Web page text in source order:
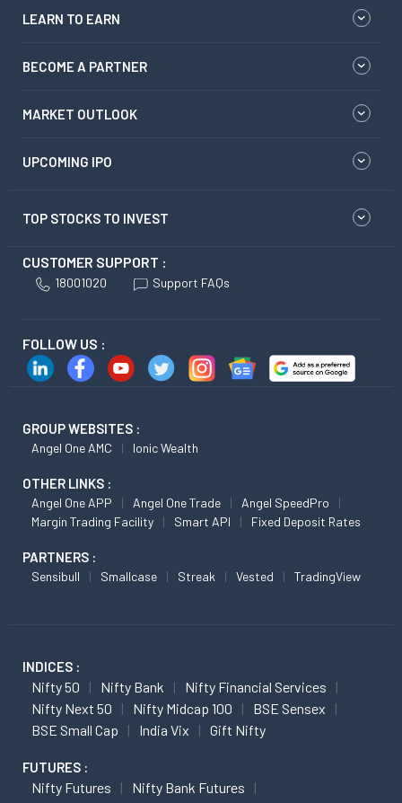
LEARN TO EARN
BECOME A PARTNER
MARKET OUTLOOK
UPCOMING IPO
TOP STOCKS TO INVEST
CUSTOMER SUPPORT :
18001020 Support FAQs
FOLLOW US :
GROUP WEBSITES :
Angel One AMC Ionic Wealth
OTHER LINKS :
Angel One APP Angel One Trade
Angel SpeedPro
Margin Trading Facility
Smart API Fixed Deposit Rates
PARTNERS :
Sensibull Smallcase Streak Vested TradingView
INDICES :
Nifty 50 Nifty Bank
Nifty Financial Services
Nifty Next 50
Nifty Midcap 100
BSE Sensex
BSE Small Cap
India Vix Gift Nifty
FUTURES :
Nifty Futures
Nifty Bank Futures